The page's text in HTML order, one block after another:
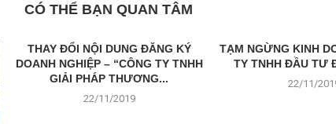
CÓ THỂ BẠN QUAN TÂM
THAY ĐỔI NỘI DUNG ĐĂNG KÝ
DOANH NGHIỆP – “CÔNG TY TNHH
GIẢI PHÁP THƯƠNG...
22/11/2019
TẠM NGỪNG KINH
TY TNHH ĐẦU TƯ
22/11/